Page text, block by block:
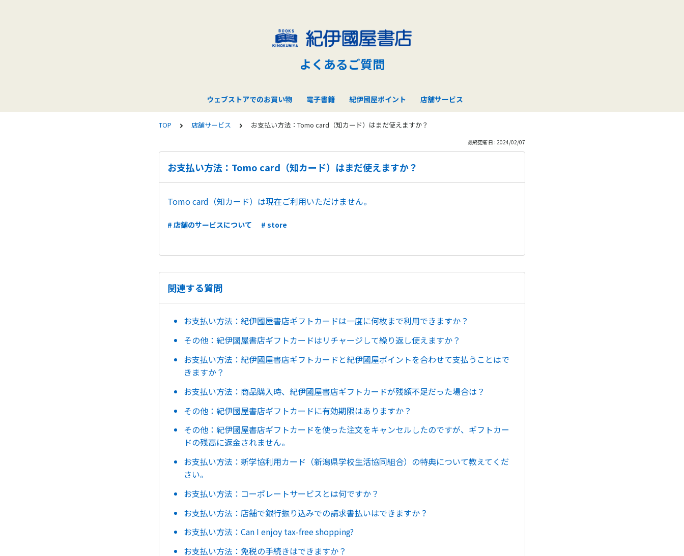
よくあるご質問
ウェブストアでのお買い物 電子書籍 紀伊國屋ポイント 店舗サービス
る
TOP 店舗サービス お支払い方法：Tomo card（知カード）はまだ使えますか？
最終更新日 : 2024/02/07
お支払い方法：Tomo card（知カード）はまだ使えますか？
Tomo card（知カード）は現在ご利用いただけません。
# 店舗のサービスについて # store
関連する質問
お支払い方法：紀伊國屋書店ギフトカードは一度に何枚まで利用できますか？
その他：紀伊國屋書店ギフトカードはリチャージして繰り返し使えますか？
お支払い方法：紀伊國屋書店ギフトカードと紀伊國屋ポイントを合わせて支払うことはで
きますか？
お支払い方法：商品購入時、紀伊國屋書店ギフトカードが残額不足だった場合は？
その他：紀伊國屋書店ギフトカードに有効期限はありますか？
その他：紀伊國屋書店ギフトカードを使った注文をキャンセルしたのですが、ギフトカー
ドの残高に返金されません。
お支払い方法：新学協利用カード（新潟県学校生活協同組合）の特典について教えてくだ
さい。
お支払い方法：コーポレートサービスとは何ですか？
お支払い方法：店舗で銀行振り込みでの請求書払いはできますか？
お支払い方法：Can I enjoy tax-free shopping?
お支払い方法：免税の手続きはできますか？